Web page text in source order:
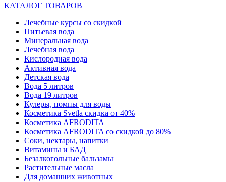
КАТАЛОГ ТОВАРОВ
Лечебные курсы со скидкой
Питьевая вода
Минеральная вода
Лечебная вода
Кислородная вода
Активная вода
Детская вода
Вода 5 литров
Вода 19 литров
Кулеры, помпы для воды
Косметика Svetla скидка от 40%
Косметика AFRODITA
Косметика AFRODITA со скидкой до 80%
Соки, нектары, напитки
Витамины и БАД
Безалкогольные бальзамы
Растительные масла
Для домашних животных